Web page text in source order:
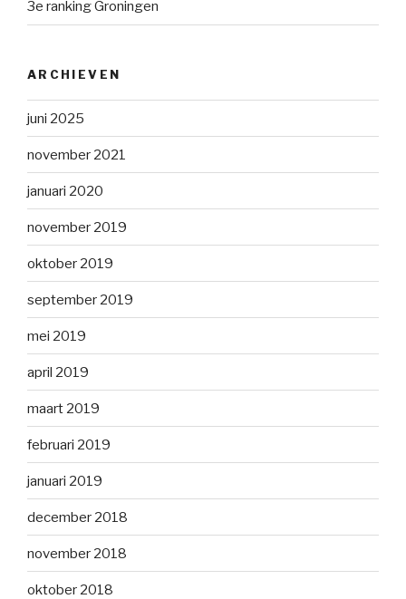
3e ranking Groningen
ARCHIEVEN
juni 2025
november 2021
januari 2020
november 2019
oktober 2019
september 2019
mei 2019
april 2019
maart 2019
februari 2019
januari 2019
december 2018
november 2018
oktober 2018